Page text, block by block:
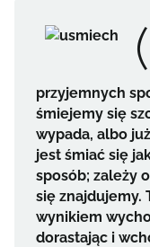
przyjemnych
śmiejemy się
wypada, albo
jest śmiać się
sposób; zależy
się znajdujemy.
wynikiem
dorastając i